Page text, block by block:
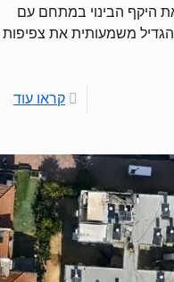
היקף הבינוי במתחם עם
שצפוי להגדיל משמעותית את צפיפות
קראו עוד